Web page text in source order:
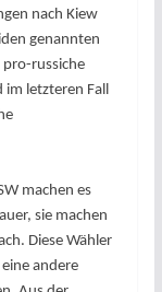
nach Kiew
genannten
pro-russiche
im letzteren Fall
machen es
sie machen
Diese Wähler
andere